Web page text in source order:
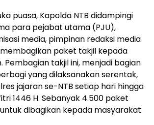
puasa, Kapolda NTB didampingi
para pejabat utama (PJU),
media, pimpinan redaksi media
paket takjil kepada
Pembagian takjil ini, menjadi bagian
yang dilaksanakan serentak,
jajaran se-NTB setiap hari hingga
1446 H. Sebanyak 4.500 paket
dibagikan kepada masyarakat.